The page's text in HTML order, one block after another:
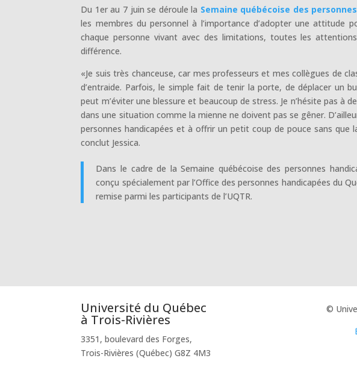
Du 1er au 7 juin se déroule la Semaine québécoise des
les membres du personnel à l’importance d’adopter une attitude
chaque personne vivant avec des limitations, toutes les
différence.
«Je suis très chanceuse, car mes professeurs et mes collègues de
d’entraide. Parfois, le simple fait de tenir la porte, de déplacer un
peut m’éviter une blessure et beaucoup de stress. Je n’hésite pas à
dans une situation comme la mienne ne doivent pas se gêner.
personnes handicapées et à offrir un petit coup de pouce sans que
conclut Jessica.
Dans le cadre de la Semaine québécoise des personnes
conçu spécialement par l’Office des personnes handicapées du
remise parmi les participants de l’UQTR.
Université du Québec
à Trois-Rivières
3351, boulevard des Forges,
Trois-Rivières (Québec) G8Z 4M3
©